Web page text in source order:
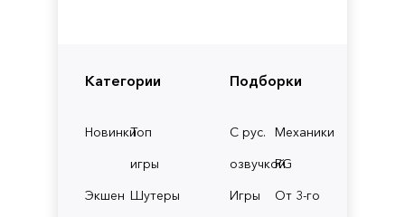
Категории
НовинкиТоп
игры
Экшен Шутеры
Подборки
С рус.
озвучкой
Механики
RG
Игры
От 3-го